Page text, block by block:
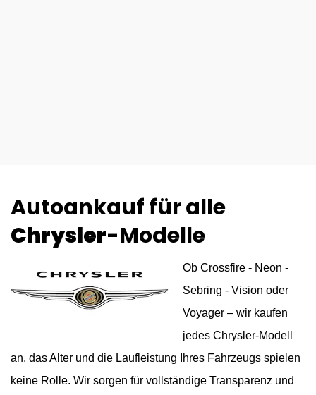
Autoankauf für alle
Chrysler-Modelle
Ob Crossfire - Neon -
Sebring - Vision oder
Voyager – wir kaufen
jedes Chrysler-Modell
an, das Alter und die Laufleistung Ihres Fahrzeugs spielen
keine Rolle. Wir sorgen für vollständige Transparenz und